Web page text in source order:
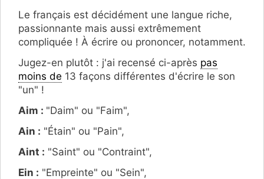
Le français est décidément une langue riche,
passionnante mais aussi extrêmement
compliquée ! À écrire ou prononcer, notamment.
Jugez-en plutôt : j'ai recensé ci-après pas
moins de 13 façons différentes d'écrire le son
"un" !
Aim : "Daim" ou "Faim",
Ain : "Étain" ou "Pain",
Aint : "Saint" ou "Contraint",
Ein : "Empreinte" ou "Sein",